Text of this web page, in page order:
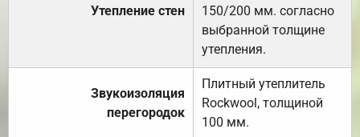
Утепление стен
150/200 мм. согласно
выбранной толщине
утепления.
Звукоизоляция
перегородок
Плитный утеплитель
Rockwool, толщиной
100 мм.